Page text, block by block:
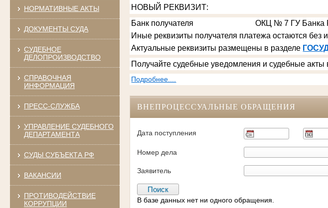
НОРМАТИВНЫЕ АКТЫ
ДОКУМЕНТЫ СУДА
СУДЕБНОЕ
ДЕЛОПРОИЗВОДСТВО
СПРАВОЧНАЯ
ИНФОРМАЦИЯ
ПРЕСС-СЛУЖБА
УПРАВЛЕНИЕ СУДЕБНОГО
ДЕПАРТАМЕНТА
СУДЫ СУБЪЕКТА РФ
ВАКАНСИИ
ПРОТИВОДЕЙСТВИЕ
КОРРУПЦИИ
НОВЫЙ РЕКВИЗИТ:
Банк получателя
ОКЦ № 7 ГУ Банка
Иные реквизиты получателя платежа остаются без
Актуальные реквизиты размещены в разделе
Получайте судебные уведомления и судебные акты
Подробнее....
ВНЕПРОЦЕССУАЛЬНЫЕ ОБРАЩЕНИЯ
Дата поступления
Номер дела
Заявитель
В базе данных нет ни одного обращения.